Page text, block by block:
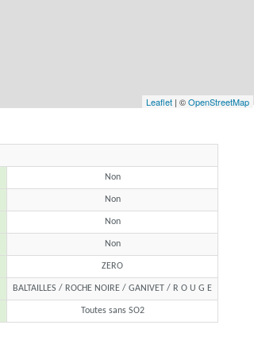
Leaflet | ©OpenStreetMap
Non
Non
Non
Non
ZERO
BALTAILLES / ROCHE NOIRE / GANIVET / R O U G E
Toutes sans SO2